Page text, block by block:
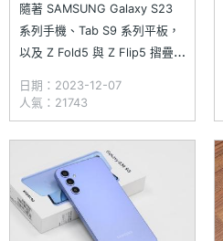
隨著 SAMSUNG Galaxy S23
系列手機、Tab S9 系列平板，
以及 Z Fold5 與 Z Flip5 摺疊手
系統更新，三星也火速針對
Galaxy A54 5G 與 A34 5G 釋
出 Android 14 和 One UI 6 軟
體升級，本
日期：2023-12-07
人氣：21743